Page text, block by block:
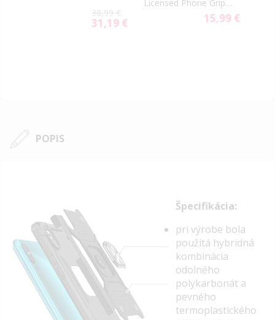
38,99 €
Special
31,19 €
Licensed Phone Grip
15,99 €
POPIS
Špecifikácia:
pri výrobe bola
použitá hybridná
kombinácia
odolného
polykarbonát a
pevného
termoplastického